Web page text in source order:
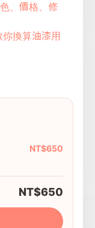
、價格、修
換算油漆用
NT$650
NT$650